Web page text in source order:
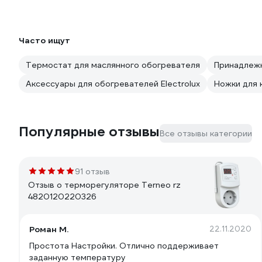
Часто ищут
Термостат для маслянного обогревателя
Аксессуары для обогревателей Electrolux
Ножки для
Популярные отзывыВсе отзывы категории
91 отзыв
Отзыв о терморегуляторе Terneo rz
4820120220326
Роман М. 22.11.2020
Простота Настройки. Отлично поддерживает
заданную температуру